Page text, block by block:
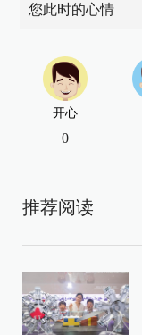
您此时的心情
开心
0
推荐阅读